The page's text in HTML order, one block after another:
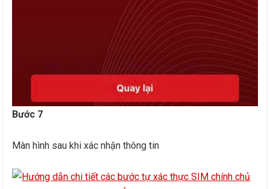
Bước 7
Màn hình sau khi xác nhận thông tin